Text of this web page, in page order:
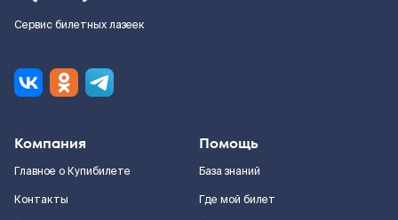
Сервис билетных лазеек
Компания
Главное о Купибилете
Контакты
Помощь
База знаний
Где мой билет